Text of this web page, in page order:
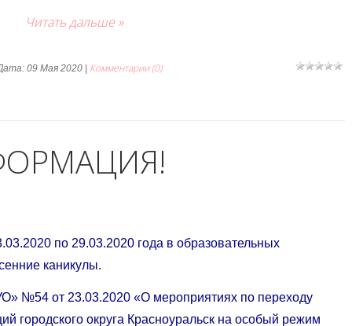
Читать дальше »
09 Мая 2020 Комментарии (0)
по 29.03.2020 года в образовательных
каникулы.
№54 от 23.03.2020 «О мероприятиях по переходу
городского округа Красноуральск на особый режим